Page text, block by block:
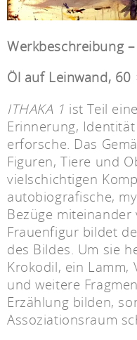
Werkbeschreibung –
Öl auf Leinwand,
ITHAKA 1 ist Teil
Erinnerung,
erforsche. Das
Figuren, Tiere und
vielschichtigen
autobiografische,
Bezüge
Frauenfigur bildet
des Bildes. Um sie
Krokodil, ein Lamm,
und weitere
Erzählung bilden,
Assoziationsraum